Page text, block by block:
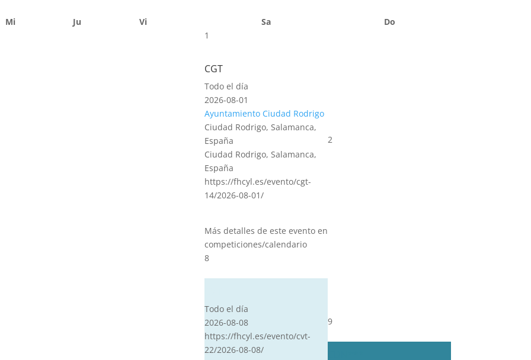
Mi Ju Vi Sa
Do
1
CGT
Todo el día
2026-08-01
Ayuntamiento Ciudad Rodrigo
Ciudad Rodrigo, Salamanca,
España
Ciudad Rodrigo, Salamanca,
España
https://fhcyl.es/evento/cgt-
14/2026-08-01/
Más detalles de este evento en
competiciones/calendario
2
8
Todo el día
2026-08-08
https://fhcyl.es/evento/cvt-
22/2026-08-08/
9